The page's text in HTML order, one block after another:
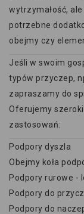
wytrzymałość,
potrzebne
obejmy czy
Jeśli w swoim
typów przyczep,
zapraszamy do
Oferujemy
zastosowań:
Podpory dyszla
Obejmy koła
Podpory rurowe -
Podpory do
Podpory do